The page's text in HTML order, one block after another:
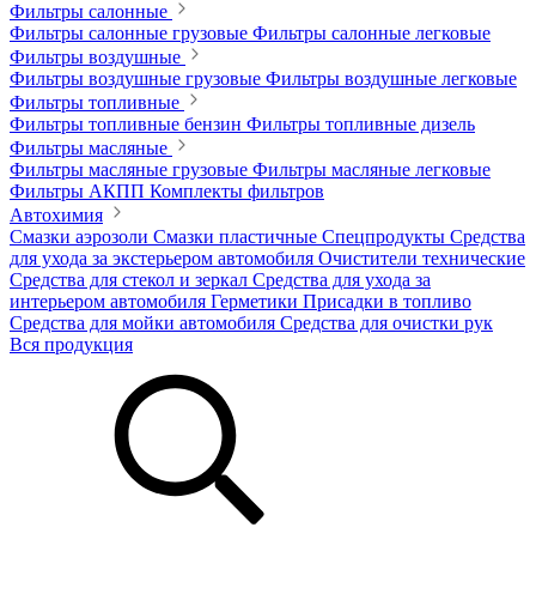
Фильтры салонные
Фильтры салонные грузовые Фильтры салонные легковые
Фильтры воздушные
Фильтры воздушные грузовые Фильтры воздушные легковые
Фильтры топливные
Фильтры топливные бензин Фильтры топливные дизель
Фильтры масляные
Фильтры масляные грузовые Фильтры масляные легковые
Фильтры АКПП Комплекты фильтров
Автохимия
Смазки аэрозоли Смазки пластичные Спецпродукты Средства
для ухода за экстерьером автомобиля Очистители технические
Средства для стекол и зеркал Средства для ухода за
интерьером автомобиля Герметики Присадки в топливо
Средства для мойки автомобиля Средства для очистки рук
Вся продукция